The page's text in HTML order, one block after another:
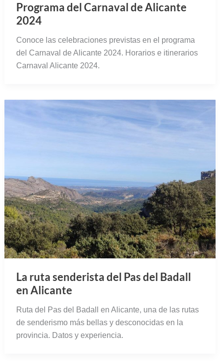
Programa del Carnaval de Alicante
2024
Conoce las celebraciones previstas en el programa
del Carnaval de Alicante 2024. Horarios e itinerarios
Carnaval Alicante 2024.
La ruta senderista del Pas del Badall
en Alicante
Ruta del Pas del Badall en Alicante, una de las rutas
de senderismo más bellas y desconocidas en la
provincia. Datos y experiencia.